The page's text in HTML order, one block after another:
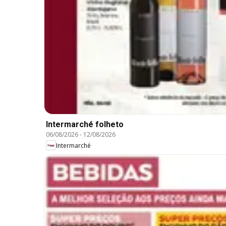
Intermarché folheto
06/08/2026- 12/08/2026
Intermarché